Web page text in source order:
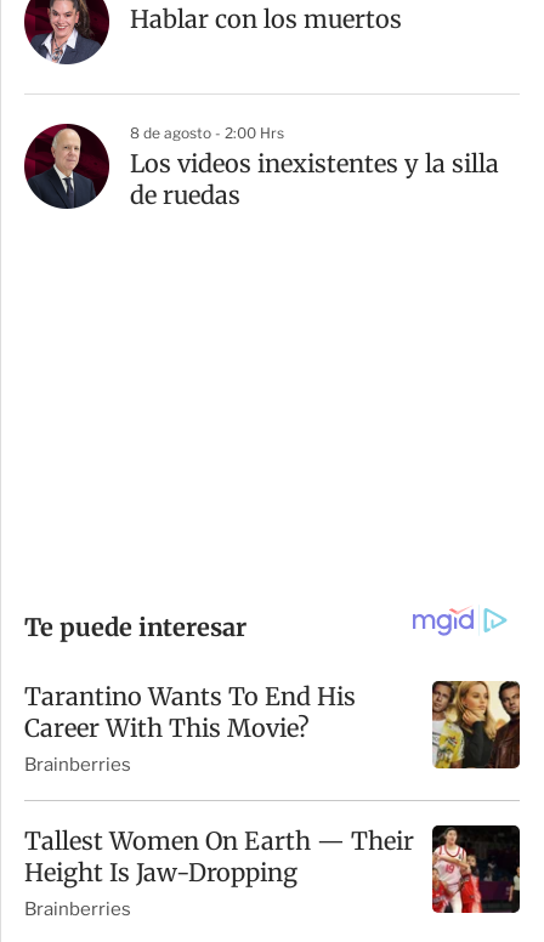
Hablar con los muertos
8 de agosto - 2:00 Hrs
Los videos inexistentes y la silla
de ruedas